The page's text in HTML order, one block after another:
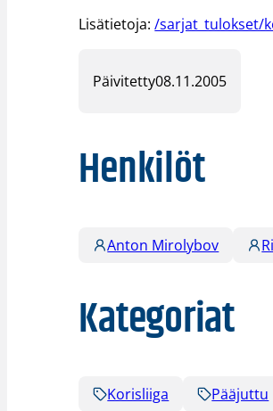
Lisätietoja:/sarjat_tulokset/
Päivitetty08.11.2005
Henkilöt
Anton Mirolybov
Kategoriat
Korisliiga Pääjuttu